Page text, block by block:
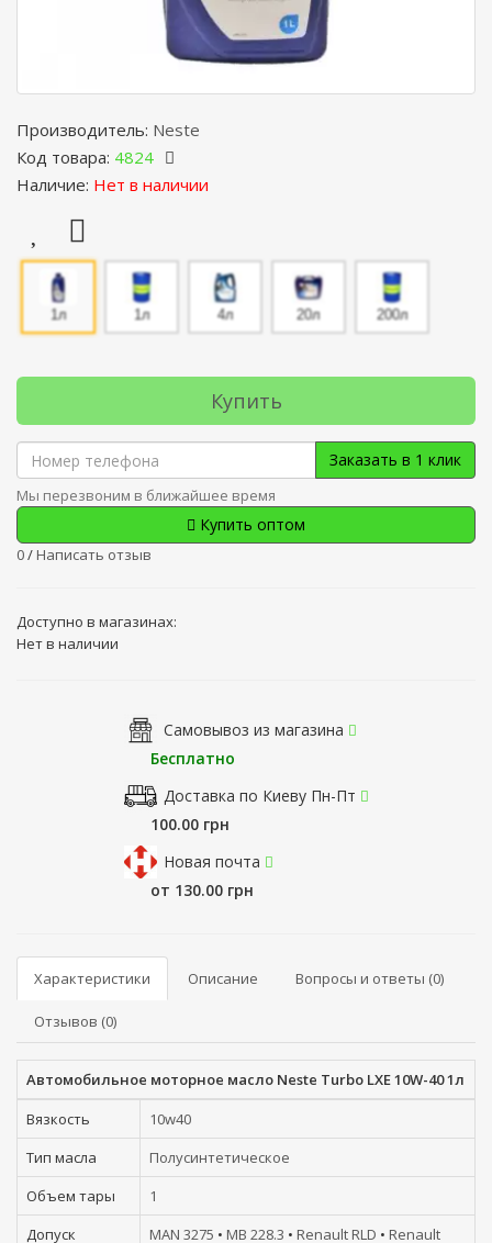
Производитель: Neste
Код товара: 4824
Наличие: Нет в наличии
1л 1л 4л 20л 200л
Купить
Заказать в 1 клик
Мы перезвоним в ближайшее время
Купить оптом
0/ Написать отзыв
Доступно в магазинах:
Нет в наличии
Самовывоз из магазина
Бесплатно
Доставка по Киеву Пн-Пт
100.00 грн
Новая почта
от 130.00 грн
Характеристики Описание Вопросы и ответы (0)
Отзывов (0)
Автомобильное моторное масло Neste Turbo LXE 10W-40 1л
Вязкость
10w40
Тип масла
Полусинтетическое
Объем тары
1
Допуск
MAN 3275 • MB 228.3 • Renault RLD • Renault